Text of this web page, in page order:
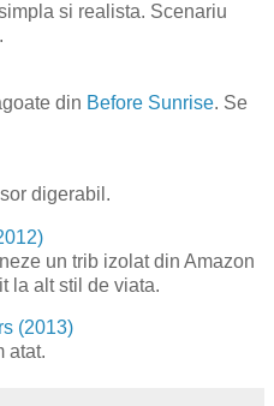
si realista. Scenariu
din Before Sunrise. Se
digerabil.
un trib izolat din Amazon
la alt stil de viata.
(2013)
atat.